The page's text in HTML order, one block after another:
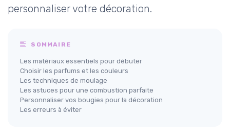
personnaliser votre décoration.
SOMMAIRE
Les matériaux essentiels pour débuter
Choisir les parfums et les couleurs
Les techniques de moulage
Les astuces pour une combustion parfaite
Personnaliser vos bougies pour la décoration
Les erreurs à éviter